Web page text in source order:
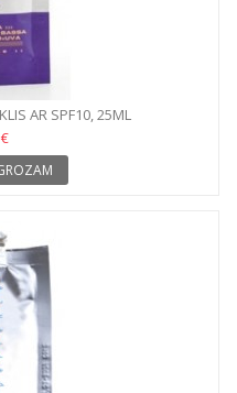
AR SPF10, 25ML